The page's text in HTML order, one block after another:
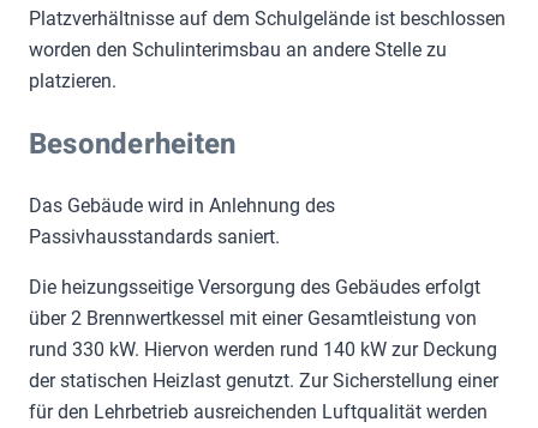
Platzverhältnisse auf dem Schulgelände ist beschlossen
worden den Schulinterimsbau an andere Stelle zu
platzieren.
Besonderheiten
Das Gebäude wird in Anlehnung des
Passivhausstandards saniert.
Die heizungsseitige Versorgung des Gebäudes erfolgt
über 2 Brennwertkessel mit einer Gesamtleistung von
rund 330 kW. Hiervon werden rund 140 kW zur Deckung
der statischen Heizlast genutzt. Zur Sicherstellung einer
für den Lehrbetrieb ausreichenden Luftqualität werden